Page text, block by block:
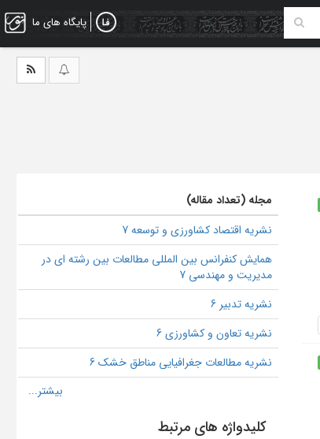
پایگاه های ما
مجله (تعداد مقاله)
نشریه اقتصاد کشاورزی و توسعه 7
همایش کنفرانس بین المللی مطالعات بین رشته ای در
مدیریت و مهندسی 7
نشریه تدبیر 6
نشریه تعاون و کشاورزی 6
نشریه مطالعات جغرافیایی مناطق خشک 6
کلیدواژه های مرتبط